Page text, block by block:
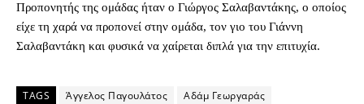
Προπονητής της ομάδας ήταν ο Γιώργος Σαλαβαντάκης, ο οποίος
είχε τη χαρά να προπονεί στην ομάδα, τον γιο του Γιάννη
Σαλαβαντάκη και φυσικά να χαίρεται διπλά για την επιτυχία.
TAGS Άγγελος Παγουλάτος
Αδάμ Γεωργαράς